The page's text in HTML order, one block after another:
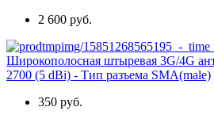
2 600 руб.
Широкополосная штыревая 3G/4G
2700 (5 dBi) - Тип разъема SMA(male)
350 руб.